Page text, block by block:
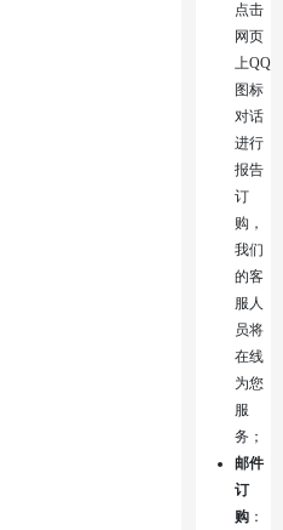
点击
网页
上QQ
图标
对话
进行
报告
订
购，
我们
的客
服人
员将
在线
为您
服
务；
邮件
订
购 ：